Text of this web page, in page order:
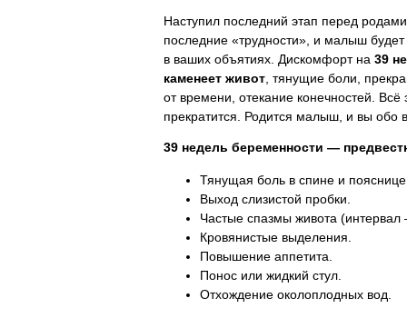
Наступил последний этап перед
последние «трудности», и малыш будет
в ваших объятиях. Дискомфорт на 39
каменеет живот, тянущие боли,
от времени, отекание конечностей. Всё
прекратится. Родится малыш, и вы обо
39 недель беременности —
Тянущая боль в спине и
Выход слизистой пробки.
Частые спазмы живота
Кровянистые выделения.
Повышение аппетита.
Понос или жидкий стул.
Отхождение околоплодных вод.